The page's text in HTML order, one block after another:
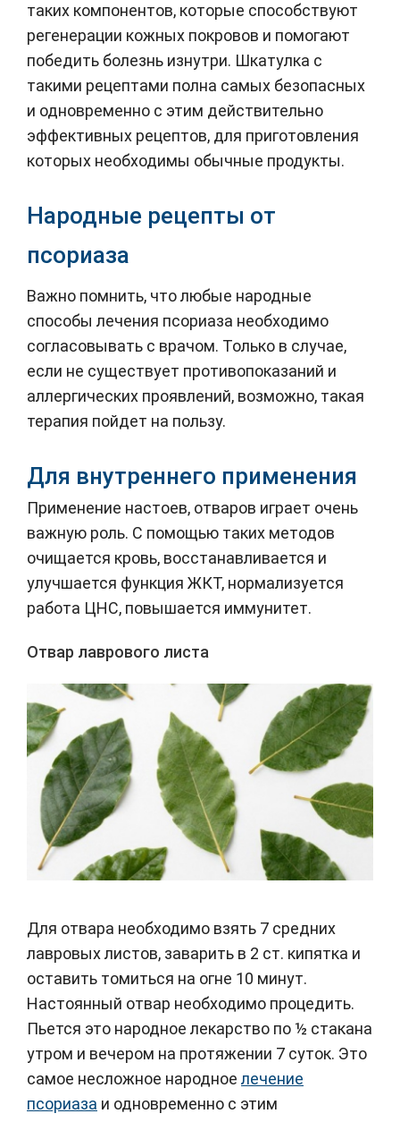
таких компонентов, которые способствуют
регенерации кожных покровов и помогают
победить болезнь изнутри. Шкатулка с
такими рецептами полна самых безопасных
и одновременно с этим действительно
эффективных рецептов, для приготовления
которых необходимы обычные продукты.
Народные рецепты от
псориаза
Важно помнить, что любые народные
способы лечения псориаза необходимо
согласовывать с врачом. Только в случае,
если не существует противопоказаний и
аллергических проявлений, возможно, такая
терапия пойдет на пользу.
Для внутреннего применения
Применение настоев, отваров играет очень
важную роль. С помощью таких методов
очищается кровь, восстанавливается и
улучшается функция ЖКТ, нормализуется
работа ЦНС, повышается иммунитет.
Отвар лаврового листа
Для отвара необходимо взять 7 средних
лавровых листов, заварить в 2 ст. кипятка и
оставить томиться на огне 10 минут.
Настоянный отвар необходимо процедить.
Пьется это народное лекарство по ½ стакана
утром и вечером на протяжении 7 суток. Это
самое несложное народное лечение
псориаза и одновременно с этим